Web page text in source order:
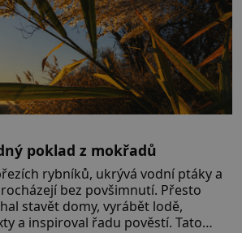
poklad z mokřadů
rybníků, ukrývá vodní ptáky a
bez povšimnutí. Přesto
stavět domy, vyrábět lodě,
a inspiroval řadu pověstí. Tato